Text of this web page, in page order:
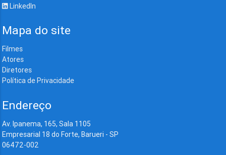
LinkedIn
Mapa do site
Filmes
Atores
Diretores
Política de Privacidade
Endereço
Av. Ipanema, 165, Sala 1105
Empresarial 18 do Forte, Barueri - SP
06472-002